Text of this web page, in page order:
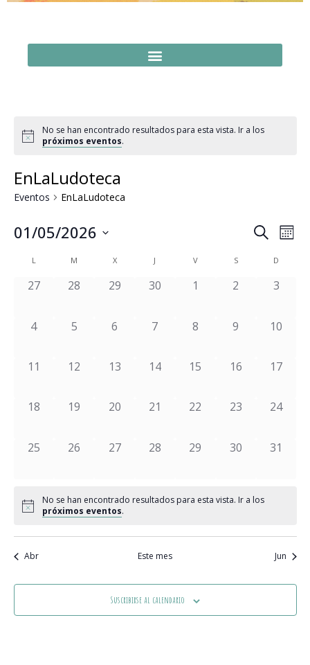
No se han encontrado resultados para esta vista. Ir a los
próximos eventos.
EnLaLudoteca
Eventos EnLaLudoteca
de
vistas
de
Buscar
Mes
01/05/2026
fecha.Calendario
de
Eventos
L M X J V S D
0 eventos,
27 0 eventos,
28 0 eventos,
29 0 eventos,
30 0 eventos,
1 0 eventos,
2 0
3
0 eventos,
4 0 eventos,
5 0 eventos,
6 0 eventos,
7 0 eventos,
8 0 eventos,
9 0
10
0 eventos,
11 0 eventos,
12 0 eventos,
13 0 eventos,
14 0 eventos,
15 0 eventos,
16 0
17
0 eventos,
18 0 eventos,
19 0 eventos,
20 0 eventos,
21 0 eventos,
22 0 eventos,
23 0
24
0 eventos,
25 0 eventos,
26 0 eventos,
27 0 eventos,
28 0 eventos,
29 0 eventos,
30 0
31
No se han encontrado resultados para esta vista. Ir a los
próximos eventos.
Abr Este mes Jun
Suscribirse al calendario